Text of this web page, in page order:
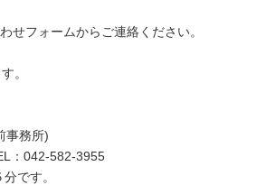
せフォームからご連絡ください。
。
事務所)
042-582-3955
です。